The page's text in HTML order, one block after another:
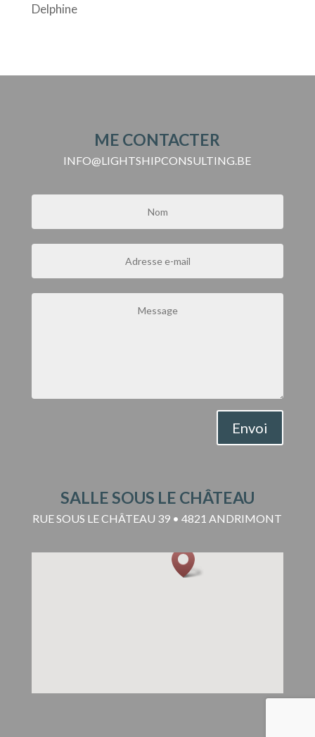
Delphine
ME CONTACTER
INFO@LIGHTSHIPCONSULTING.BE
Envoi
SALLE SOUS LE CHÂTEAU
RUE SOUS LE CHÂTEAU 39 • 4821 ANDRIMONT